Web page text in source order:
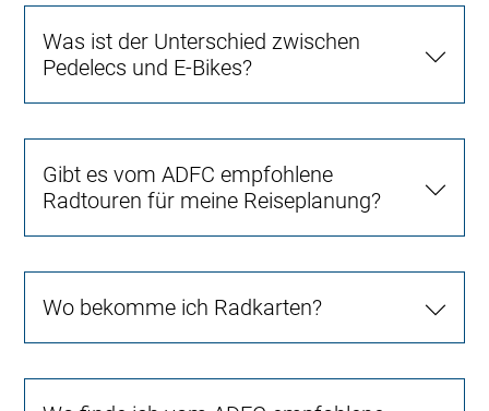
Was ist der Unterschied zwischen
Pedelecs und E-Bikes?
Gibt es vom ADFC empfohlene
Radtouren für meine Reiseplanung?
Wo bekomme ich Radkarten?